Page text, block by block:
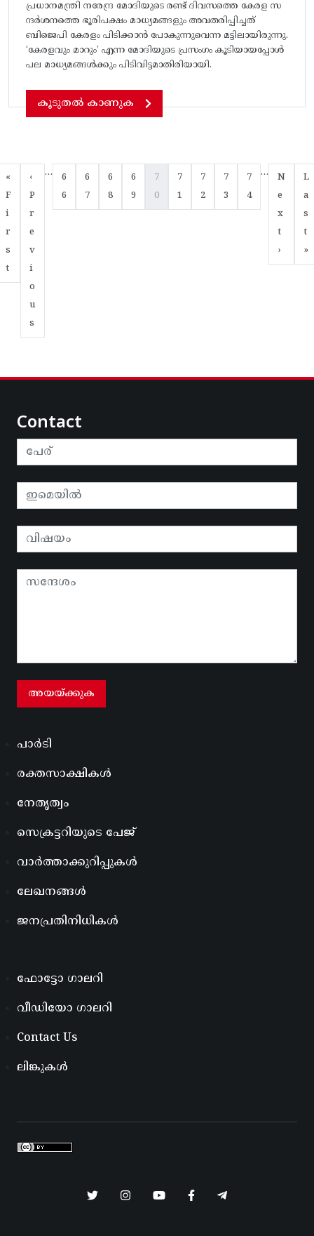
പ്രധാനമന്ത്രി നരേന്ദ്ര മോദിയുടെ രണ്ട്‌ ദിവസത്തെ കേരള സ
ന്ദർശനത്തെ ഭൂരിപക്ഷം മാധ്യമങ്ങളും അവതരിപ്പിച്ചത്‌
ബിജെപി കേരളം പിടിക്കാൻ പോകുന്നുവെന്ന മട്ടിലായിരുന്നു.
‘കേരളവും മാറും’ എന്ന മോദിയുടെ പ്രസംഗം കൂടിയായപ്പോൾ
പല മാധ്യമങ്ങൾക്കും പിടിവിട്ടമാതിരിയായി.
കൂടുതൽ കാണുക
Pagination
First page
«
F
i
r
s
t
Previous page
‹
P
r
e
v
i
o
u
s
… Page
6
6
Page
6
7
Page
6
8
Page
6
9
Current page
7
0
Page
7
1
Page
7
2
Page
7
3
Page
7
4
… Next
N
e
x
t
›
L
a
s
t
»
Contact
പാർടി
രക്തസാക്ഷികൾ
നേതൃത്വം
സെക്രട്ടറിയുടെ പേജ്
വാർത്താക്കുറിപ്പുകൾ
ലേഖനങ്ങൾ
ജനപ്രതിനിധികൾ
ഫോട്ടോ ഗാലറി
വീഡിയോ ഗാലറി
Contact Us
ലിങ്കുകൾ